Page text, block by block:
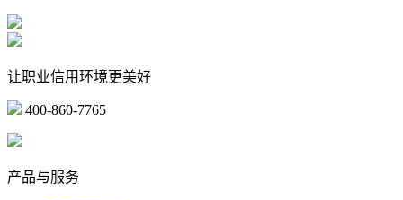
让职业信用环境更美好
400-860-7765
产品与服务